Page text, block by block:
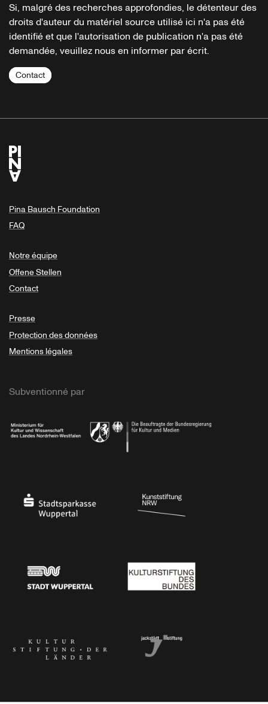
Si, malgré des recherches approfondies, le détenteur des
droits d'auteur du matériel source utilisé ici n'a pas été
identifié et que l'autorisation de publication n'a pas été
demandée, veuillez nous en informer par écrit.
Contact
Pina Bausch Foundation
FAQ
Notre équipe
Offene Stellen
Contact
Presse
Protection des données
Mentions légales
Subventionné par